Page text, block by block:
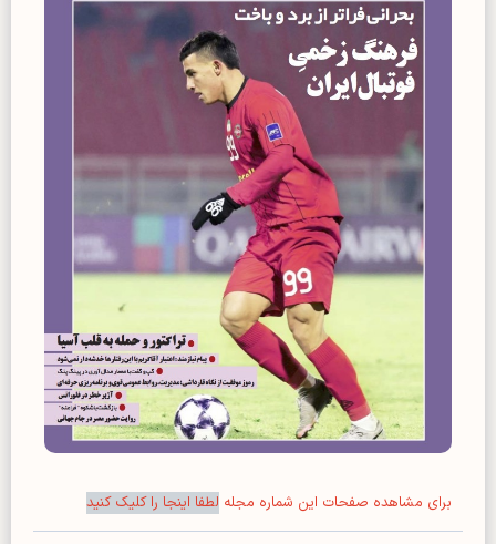
برای مشاهده صفحات این شماره مجله لطفا اینجا را کلیک کنید